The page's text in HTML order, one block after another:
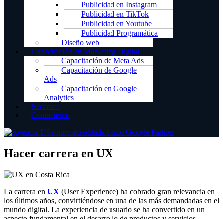
Publicidad en Instagram
Publicidad en TikTok
Publicidad en Youtube
Publicidad Programática
Diseño web
Capacitación en Marketing Digital
Capacitación de Meta Ads
Capacitación de Google
Ads
Capacitación en Google
Analytics
Nosotros
Contactenos
Hacer carrera en UX
La carrera en UX (User Experience) ha cobrado gran relevancia en
los últimos años, convirtiéndose en una de las más demandadas en el
mundo digital. La experiencia de usuario se ha convertido en un